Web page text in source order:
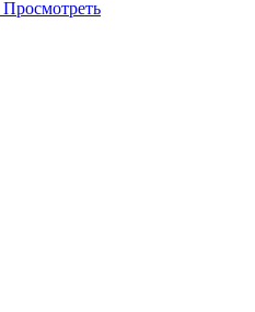
Просмотреть